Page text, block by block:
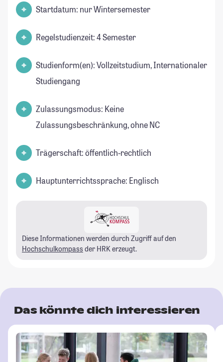
Startdatum: nur Wintersemester
Regelstudienzeit: 4 Semester
Studienform(en): Vollzeitstudium, Internationaler
Studiengang
Zulassungsmodus: Keine
Zulassungsbeschränkung, ohne NC
Trägerschaft: öffentlich-rechtlich
Hauptunterrichtssprache: Englisch
Diese Informationen werden durch Zugriff auf den
Hochschulkompass der HRK erzeugt.
Das könnte dich interessieren